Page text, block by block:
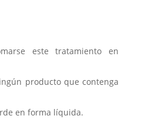
este tratamiento en
producto que contenga
en forma líquida.